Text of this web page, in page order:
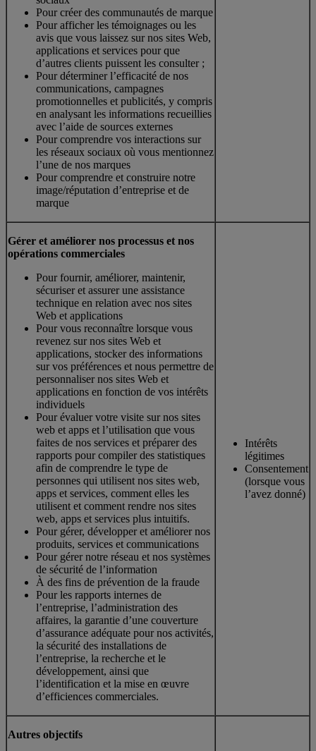
Pour créer des communautés de marque
Pour afficher les témoignages ou les
avis que vous laissez sur nos sites Web,
applications et services pour que
d’autres clients puissent les consulter ;
Pour déterminer l’efficacité de nos
communications, campagnes
promotionnelles et publicités, y compris
en analysant les informations recueillies
avec l’aide de sources externes
Pour comprendre vos interactions sur
les réseaux sociaux où vous mentionnez
l’une de nos marques
Pour comprendre et construire notre
image/réputation d’entreprise et de
marque
Gérer et améliorer nos processus et nos
opérations commerciales
Pour fournir, améliorer, maintenir,
sécuriser et assurer une assistance
technique en relation avec nos sites
Web et applications
Pour vous reconnaître lorsque vous
revenez sur nos sites Web et
applications, stocker des informations
sur vos préférences et nous permettre de
personnaliser nos sites Web et
applications en fonction de vos intérêts
individuels
Pour évaluer votre visite sur nos sites
web et apps et l’utilisation que vous
faites de nos services et préparer des
rapports pour compiler des statistiques
afin de comprendre le type de
personnes qui utilisent nos sites web,
apps et services, comment elles les
utilisent et comment rendre nos sites
web, apps et services plus intuitifs.
Pour gérer, développer et améliorer nos
produits, services et communications
Pour gérer notre réseau et nos systèmes
de sécurité de l’information
À des fins de prévention de la fraude
Pour les rapports internes de
l’entreprise, l’administration des
affaires, la garantie d’une couverture
d’assurance adéquate pour nos activités,
la sécurité des installations de
l’entreprise, la recherche et le
développement, ainsi que
l’identification et la mise en œuvre
d’efficiences commerciales.
Intérêts
légitimes
Consentement
(lorsque vous
l’avez donné)
Autres objectifs